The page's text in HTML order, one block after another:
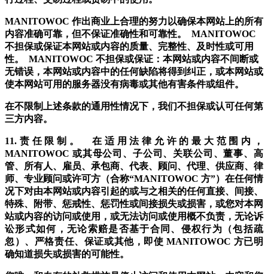
MANITOWOC 作出商业上合理的努力以确保本网站上的所有
内容准确可靠，但不保证准确性和可靠性。 MANITOWOC
不担保或保证本网站或内容的质量、完整性、及时性或可用
性。 MANITOWOC 不担保或保证：本网站或内容不间断或
无错误，本网站或内容中的任何缺陷将得到纠正，或本网站或
使本网站可用的服务器没有病毒或其他有害条件或组件。
在不限制上述条款的通用性情况下，我们不担保或认可任何第
三方内容。
11.责任限制。 在适用法律允许的最大范围内，
MANITOWOC 或其母公司、子公司、关联公司、董事、高
管、所有人、雇员、承包商、代表、顾问、代理、供应商、律
师、专业顾问或许可方（合称“MANITOWOC 方”）在任何情
况下对由本网站或内容引起的或与之相关的任何直接、间接、
特殊、附带、惩戒性、惩罚性或间接损失或损害，或您对本网
站或内容的访问或使用，或无法访问或使用概不负责，无论诉
讼形式如何，无论索赔是否基于合同、侵权行为（包括疏
忽）、严格责任、保证或其他，即使 MANITOWOC 方已明
确知道损失或损害的可能性。